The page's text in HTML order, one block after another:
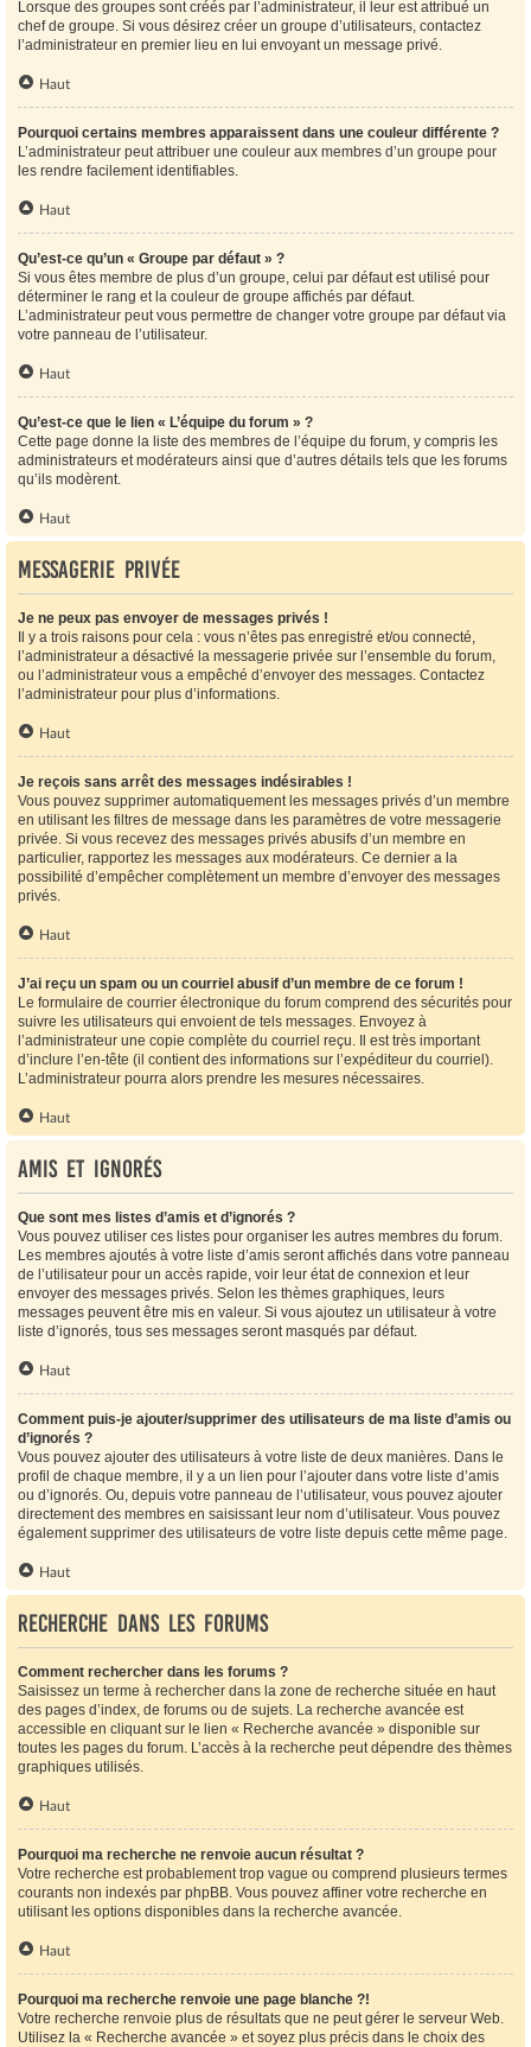
Lorsque des groupes sont créés par l’administrateur, il leur est attribué un
chef de groupe. Si vous désirez créer un groupe d’utilisateurs, contactez
l’administrateur en premier lieu en lui envoyant un message privé.
Haut
Pourquoi certains membres apparaissent dans une couleur différente ?
L’administrateur peut attribuer une couleur aux membres d’un groupe pour
les rendre facilement identifiables.
Haut
Qu’est-ce qu’un « Groupe par défaut » ?
Si vous êtes membre de plus d’un groupe, celui par défaut est utilisé pour
déterminer le rang et la couleur de groupe affichés par défaut.
L’administrateur peut vous permettre de changer votre groupe par défaut via
votre panneau de l’utilisateur.
Haut
Qu’est-ce que le lien « L’équipe du forum » ?
Cette page donne la liste des membres de l’équipe du forum, y compris les
administrateurs et modérateurs ainsi que d’autres détails tels que les forums
qu’ils modèrent.
Haut
Messagerie privée
Je ne peux pas envoyer de messages privés !
Il y a trois raisons pour cela : vous n’êtes pas enregistré et/ou connecté,
l’administrateur a désactivé la messagerie privée sur l’ensemble du forum,
ou l’administrateur vous a empêché d’envoyer des messages. Contactez
l’administrateur pour plus d’informations.
Haut
Je reçois sans arrêt des messages indésirables !
Vous pouvez supprimer automatiquement les messages privés d’un membre
en utilisant les filtres de message dans les paramètres de votre messagerie
privée. Si vous recevez des messages privés abusifs d’un membre en
particulier, rapportez les messages aux modérateurs. Ce dernier a la
possibilité d’empêcher complètement un membre d’envoyer des messages
privés.
Haut
J’ai reçu un spam ou un courriel abusif d’un membre de ce forum !
Le formulaire de courrier électronique du forum comprend des sécurités pour
suivre les utilisateurs qui envoient de tels messages. Envoyez à
l’administrateur une copie complète du courriel reçu. Il est très important
d’inclure l’en-tête (il contient des informations sur l’expéditeur du courriel).
L’administrateur pourra alors prendre les mesures nécessaires.
Haut
Amis et ignorés
Que sont mes listes d’amis et d’ignorés ?
Vous pouvez utiliser ces listes pour organiser les autres membres du forum.
Les membres ajoutés à votre liste d’amis seront affichés dans votre panneau
de l’utilisateur pour un accès rapide, voir leur état de connexion et leur
envoyer des messages privés. Selon les thèmes graphiques, leurs
messages peuvent être mis en valeur. Si vous ajoutez un utilisateur à votre
liste d’ignorés, tous ses messages seront masqués par défaut.
Haut
Comment puis-je ajouter/supprimer des utilisateurs de ma liste d’amis ou
d’ignorés ?
Vous pouvez ajouter des utilisateurs à votre liste de deux manières. Dans le
profil de chaque membre, il y a un lien pour l’ajouter dans votre liste d’amis
ou d’ignorés. Ou, depuis votre panneau de l’utilisateur, vous pouvez ajouter
directement des membres en saisissant leur nom d’utilisateur. Vous pouvez
également supprimer des utilisateurs de votre liste depuis cette même page.
Haut
Recherche dans les forums
Comment rechercher dans les forums ?
Saisissez un terme à rechercher dans la zone de recherche située en haut
des pages d’index, de forums ou de sujets. La recherche avancée est
accessible en cliquant sur le lien « Recherche avancée » disponible sur
toutes les pages du forum. L’accès à la recherche peut dépendre des thèmes
graphiques utilisés.
Haut
Pourquoi ma recherche ne renvoie aucun résultat ?
Votre recherche est probablement trop vague ou comprend plusieurs termes
courants non indexés par phpBB. Vous pouvez affiner votre recherche en
utilisant les options disponibles dans la recherche avancée.
Haut
Pourquoi ma recherche renvoie une page blanche ?!
Votre recherche renvoie plus de résultats que ne peut gérer le serveur Web.
Utilisez la « Recherche avancée » et soyez plus précis dans le choix des